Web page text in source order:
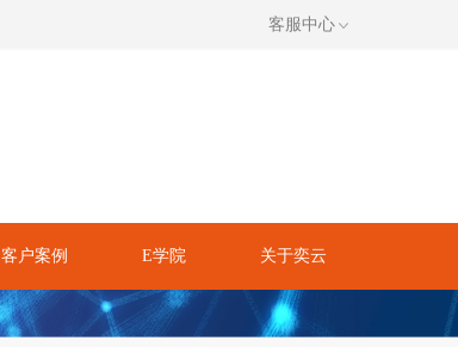
客服中心
客户案例 E学院 关于奕云